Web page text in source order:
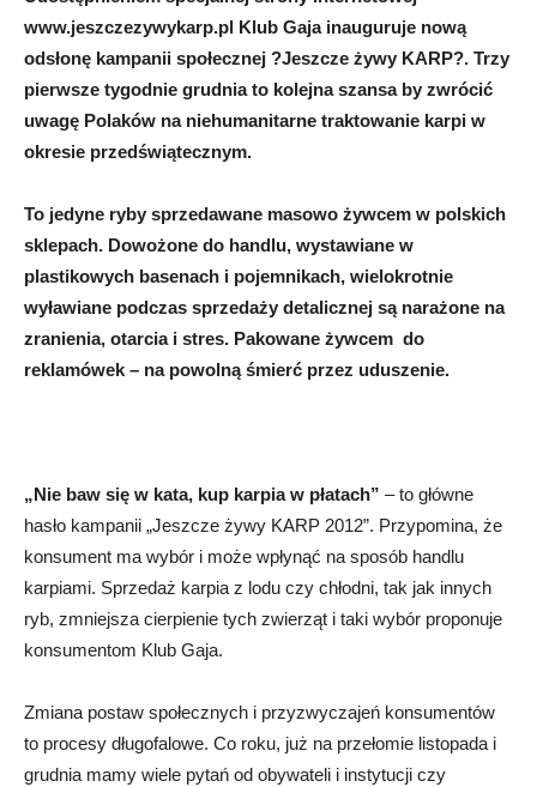
www.jeszczezywykarp.pl Klub Gaja inauguruje nową
odsłonę kampanii społecznej ?Jeszcze żywy KARP?. Trzy
pierwsze tygodnie grudnia to kolejna szansa by zwrócić
uwagę Polaków na niehumanitarne traktowanie karpi w
okresie przedświątecznym.
To jedyne ryby sprzedawane masowo żywcem w polskich
sklepach. Dowożone do handlu, wystawiane w
plastikowych basenach i pojemnikach, wielokrotnie
wyławiane podczas sprzedaży detalicznej są narażone na
zranienia, otarcia i stres. Pakowane żywcem do
reklamówek – na powolną śmierć przez uduszenie.
„Nie baw się w kata, kup karpia w płatach” – to główne
hasło kampanii „Jeszcze żywy KARP 2012”. Przypomina, że
konsument ma wybór i może wpłynąć na sposób handlu
karpiami. Sprzedaż karpia z lodu czy chłodni, tak jak innych
ryb, zmniejsza cierpienie tych zwierząt i taki wybór proponuje
konsumentom Klub Gaja.
Zmiana postaw społecznych i przyzwyczajeń konsumentów
to procesy długofalowe. Co roku, już na przełomie listopada i
grudnia mamy wiele pytań od obywateli i instytucji czy